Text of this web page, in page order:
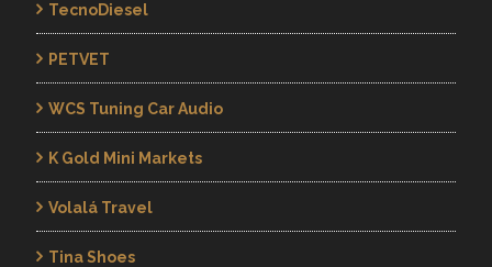
TecnoDiesel
PETVET
WCS Tuning Car Audio
K Gold Mini Markets
Volalá Travel
Tina Shoes